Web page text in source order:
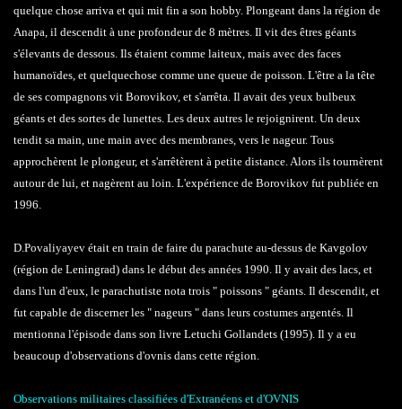
quelque chose arriva et qui mit fin a son hobby. Plongeant dans la région de
Anapa, il descendit à une profondeur de 8 mètres. Il vit des êtres géants
s'élevants de dessous. Ils étaient comme laiteux, mais avec des faces
humanoïdes, et quelquechose comme une queue de poisson. L'être a la tête
de ses compagnons vit Borovikov, et s'arrêta. Il avait des yeux bulbeux
géants et des sortes de lunettes. Les deux autres le rejoignirent. Un deux
tendit sa main, une main avec des membranes, vers le nageur. Tous
approchèrent le plongeur, et s'arrêtèrent à petite distance. Alors ils tournèrent
autour de lui, et nagèrent au loin. L'expérience de Borovikov fut publiée en
1996.
D.Povaliyayev était en train de faire du parachute au-dessus de Kavgolov
(région de Leningrad) dans le début des années 1990. Il y avait des lacs, et
dans l'un d'eux, le parachutiste nota trois " poissons " géants. Il descendit, et
fut capable de discerner les " nageurs " dans leurs costumes argentés. Il
mentionna l'épisode dans son livre Letuchi Gollandets (1995). Il y a eu
beaucoup d'observations d'ovnis dans cette région.
Observations militaires classifiées d'Extranéens et d'OVNIS